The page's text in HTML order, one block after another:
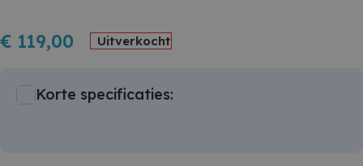
€ 119,00 Uitverkocht
Korte specificaties: